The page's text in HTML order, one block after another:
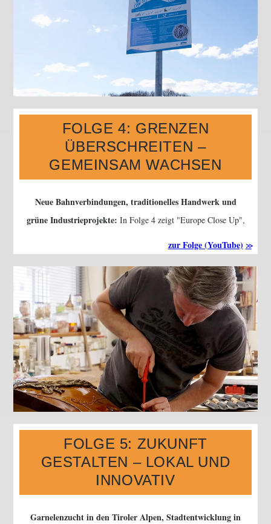
FOLGE 4: GRENZEN
ÜBERSCHREITEN –
GEMEINSAM WACHSEN
Neue Bahnverbindungen, traditionelles Handwerk und
grüne Industrieprojekte: In Folge 4 zeigt Europe Close Up ,
Wachstum über Ländergrenzen hinweg möglich macht.
zur Folge (YouTube)
FOLGE 5: ZUKUNFT
GESTALTEN – LOKAL UND
INNOVATIV
Garnelenzucht in den Tiroler Alpen, Stadtentwicklung in